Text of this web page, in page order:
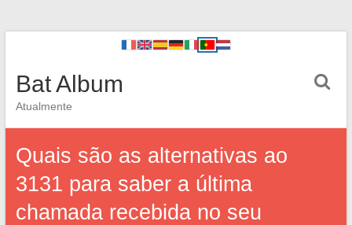
Bat Album
Atualmente
Quais são as alternativas ao
3131 para saber a última
chamada recebida no seu